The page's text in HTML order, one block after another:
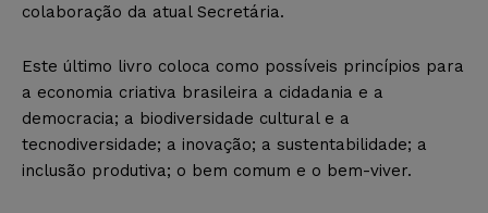
colaboração da atual Secretária.
Este último livro coloca como possíveis princípios para
a economia criativa brasileira a cidadania e a
democracia; a biodiversidade cultural e a
tecnodiversidade; a inovação; a sustentabilidade; a
inclusão produtiva; o bem comum e o bem-viver.